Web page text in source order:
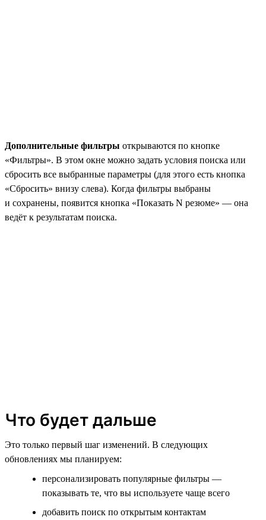
Дополнительные фильтры открываются по кнопке
«Фильтры». В этом окне можно задать условия поиска или
сбросить все выбранные параметры (для этого есть кнопка
«Сбросить» внизу слева). Когда фильтры выбраны
и сохранены, появится кнопка «Показать N резюме» — она
ведёт к результатам поиска.
Что будет дальше
Это только первый шаг изменений. В следующих
обновлениях мы планируем:
персонализировать популярные фильтры —
показывать те, что вы используете чаще всего
добавить поиск по открытым контактам